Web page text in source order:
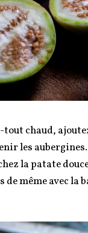
chaud,
les
la patate
de même avec la